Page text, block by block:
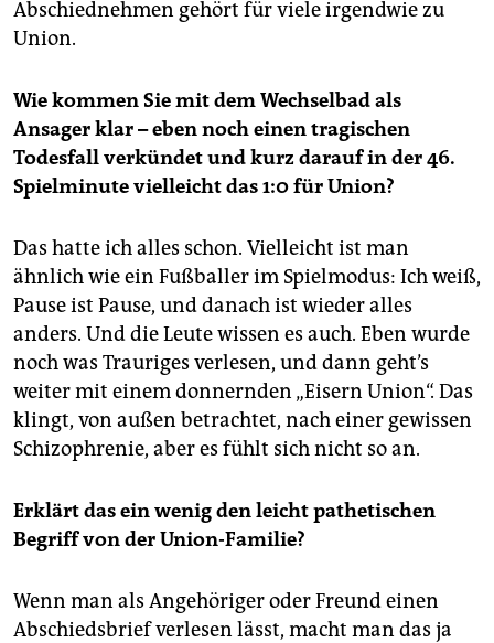
Abschiednehmen gehört für viele irgendwie zu
Union.
Wie kommen Sie mit dem Wechselbad als
Ansager klar – eben noch einen tragischen
Todesfall verkündet und kurz darauf in der 46.
Spielminute vielleicht das 1:0 für Union?
Das hatte ich alles schon. Vielleicht ist man
ähnlich wie ein Fußballer im Spielmodus: Ich weiß,
Pause ist Pause, und danach ist wieder alles
anders. Und die Leute wissen es auch. Eben wurde
noch was Trauriges verlesen, und dann geht’s
weiter mit einem donnernden „Eisern Union“. Das
klingt, von außen betrachtet, nach einer gewissen
Schizophrenie, aber es fühlt sich nicht so an.
Erklärt das ein wenig den leicht pathetischen
Begriff von der Union-Familie?
Wenn man als Angehöriger oder Freund einen
Abschiedsbrief verlesen lässt, macht man das ja